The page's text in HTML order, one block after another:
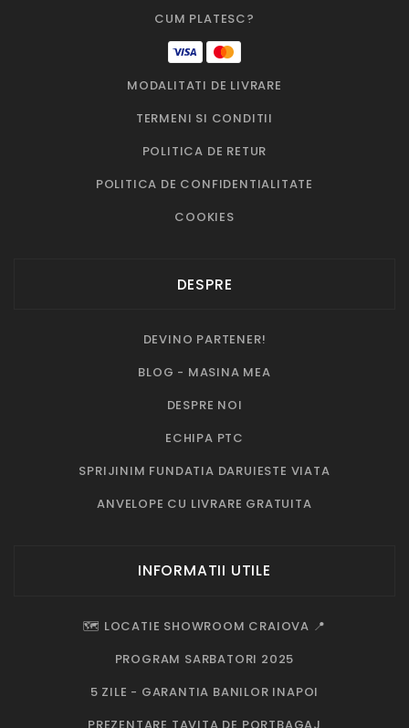
CUM PLATESC?
MODALITATI DE LIVRARE
TERMENI SI CONDITII
POLITICA DE RETUR
POLITICA DE CONFIDENTIALITATE
COOKIES
DESPRE
DEVINO PARTENER!
BLOG - MASINA MEA
DESPRE NOI
ECHIPA PTC
SPRIJINIM FUNDATIA DARUIESTE VIATA
ANVELOPE CU LIVRARE GRATUITA
INFORMATII UTILE
🗺️ LOCATIE SHOWROOM CRAIOVA 📍
PROGRAM SARBATORI 2025
5 ZILE - GARANTIA BANILOR INAPOI
PREZENTARE TAVITA DE PORTBAGAJ